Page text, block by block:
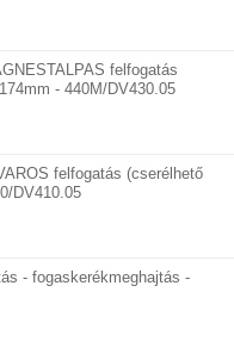
felfogatás
- 440M/DV430.05
felfogatás (cserélhető
DV410.05
- fogaskerékmeghajtás -